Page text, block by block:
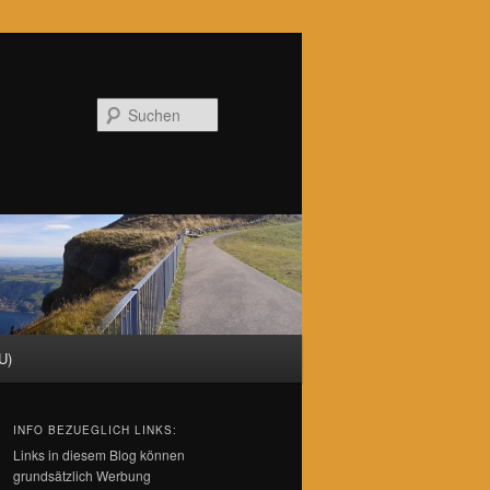
INFO BEZUEGLICH LINKS:
Links in diesem Blog können
grundsätzlich Werbung